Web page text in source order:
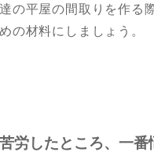
の平屋の間取りを作る
の材料にしましょう。
苦労したところ、一番